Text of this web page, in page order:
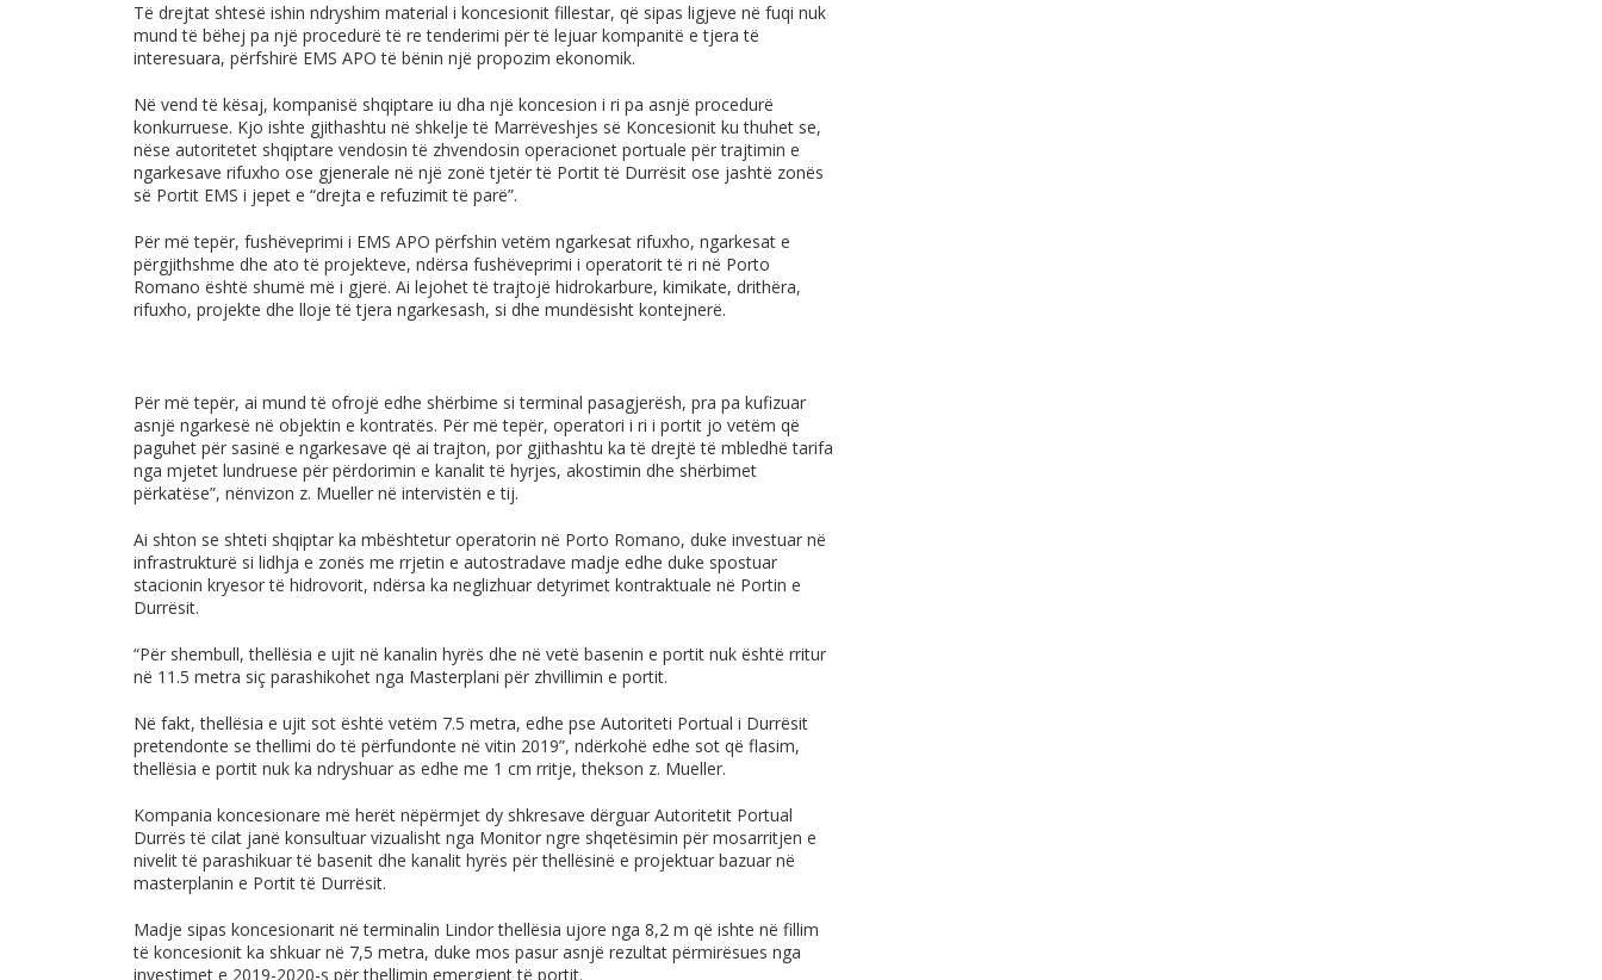
Të drejtat shtesë ishin ndryshim material i koncesionit fillestar, që sipas ligjeve në fuqi nuk
mund të bëhej pa një procedurë të re tenderimi për të lejuar kompanitë e tjera të
interesuara, përfshirë EMS APO të bënin një propozim ekonomik.
Në vend të kësaj, kompanisë shqiptare iu dha një koncesion i ri pa asnjë procedurë
konkurruese. Kjo ishte gjithashtu në shkelje të Marrëveshjes së Koncesionit ku thuhet se,
nëse autoritetet shqiptare vendosin të zhvendosin operacionet portuale për trajtimin e
ngarkesave rifuxho ose gjenerale në një zonë tjetër të Portit të Durrësit ose jashtë zonës
së Portit EMS i jepet e “drejta e refuzimit të parë”.
Për më tepër, fushëveprimi i EMS APO përfshin vetëm ngarkesat rifuxho, ngarkesat e
përgjithshme dhe ato të projekteve, ndërsa fushëveprimi i operatorit të ri në Porto
Romano është shumë më i gjerë. Ai lejohet të trajtojë hidrokarbure, kimikate, drithëra,
rifuxho, projekte dhe lloje të tjera ngarkesash, si dhe mundësisht kontejnerë.
Për më tepër, ai mund të ofrojë edhe shërbime si terminal pasagjerësh, pra pa kufizuar
asnjë ngarkesë në objektin e kontratës. Për më tepër, operatori i ri i portit jo vetëm që
paguhet për sasinë e ngarkesave që ai trajton, por gjithashtu ka të drejtë të mbledhë tarifa
nga mjetet lundruese për përdorimin e kanalit të hyrjes, akostimin dhe shërbimet
përkatëse”, nënvizon z. Mueller në intervistën e tij.
Ai shton se shteti shqiptar ka mbështetur operatorin në Porto Romano, duke investuar në
infrastrukturë si lidhja e zonës me rrjetin e autostradave madje edhe duke spostuar
stacionin kryesor të hidrovorit, ndërsa ka neglizhuar detyrimet kontraktuale në Portin e
Durrësit.
“Për shembull, thellësia e ujit në kanalin hyrës dhe në vetë basenin e portit nuk është rritur
në 11.5 metra siç parashikohet nga Masterplani për zhvillimin e portit.
Në fakt, thellësia e ujit sot është vetëm 7.5 metra, edhe pse Autoriteti Portual i Durrësit
pretendonte se thellimi do të përfundonte në vitin 2019”, ndërkohë edhe sot që flasim,
thellësia e portit nuk ka ndryshuar as edhe me 1 cm rritje, thekson z. Mueller.
Kompania koncesionare më herët nëpërmjet dy shkresave dërguar Autoritetit Portual
Durrës të cilat janë konsultuar vizualisht nga Monitor ngre shqetësimin për mosarritjen e
nivelit të parashikuar të basenit dhe kanalit hyrës për thellësinë e projektuar bazuar në
masterplanin e Portit të Durrësit.
Madje sipas koncesionarit në terminalin Lindor thellësia ujore nga 8,2 m që ishte në fillim
të koncesionit ka shkuar në 7,5 metra, duke mos pasur asnjë rezultat përmirësues nga
investimet e 2019-2020-s për thellimin emergjent të portit.